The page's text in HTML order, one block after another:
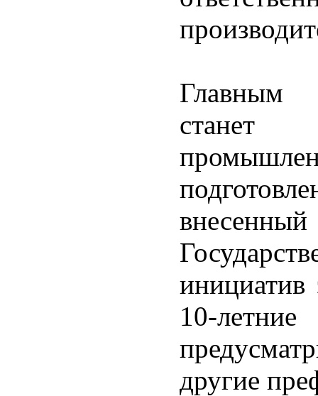
Главным
станет
инициатив
10-
другие